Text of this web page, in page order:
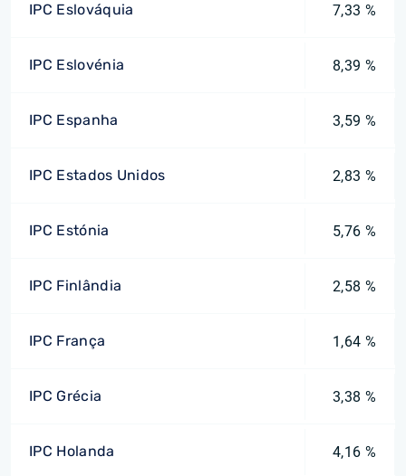
IPC Eslováquia 7,33 %
IPC Eslovénia 8,39 %
IPC Espanha 3,59 %
IPC Estados Unidos 2,83 %
IPC Estónia 5,76 %
IPC Finlândia 2,58 %
IPC França 1,64 %
IPC Grécia 3,38 %
IPC Holanda 4,16 %